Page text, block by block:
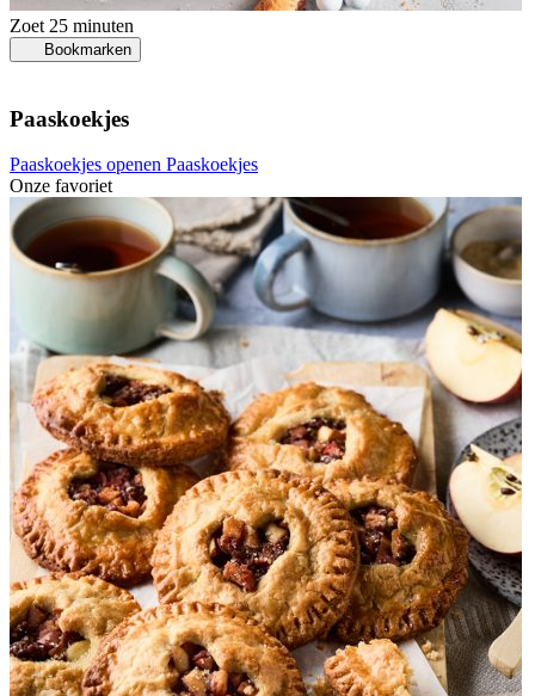
Zoet 25 minuten
Bookmarken
Paaskoekjes
Paaskoekjes openen Paaskoekjes
Onze favoriet